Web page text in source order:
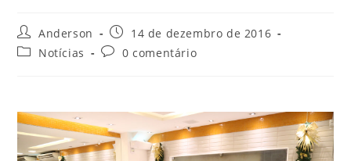
Anderson
14 de dezembro de 2016
Notícias
0 comentário